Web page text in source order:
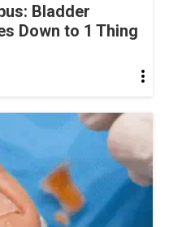
Bladder
Down to 1 Thing